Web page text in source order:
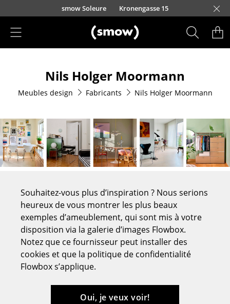
Accéder directement au contenu
smow Soleure Kronengasse 15
Chaises de cuisine & salle à manger
Canapés
Fauteuils
Fauteuils lounge
Chaises cantilever
Chaises et Tabourets de bar
Tabourets
Bancs & Chaises longues
Poufs poires
Nils Holger Moormann
Meubles design Fabricants Nils Holger Moormann
Souhaitez-vous plus d’inspiration ? Nous serions
heureux de vous montrer les plus beaux
exemples d’ameublement, qui sont mis à votre
disposition via la galerie d’images Flowbox.
Notez que ce fournisseur peut installer des
cookies et que la politique de confidentialité
Flowbox s’applique.
Oui, je veux voir!